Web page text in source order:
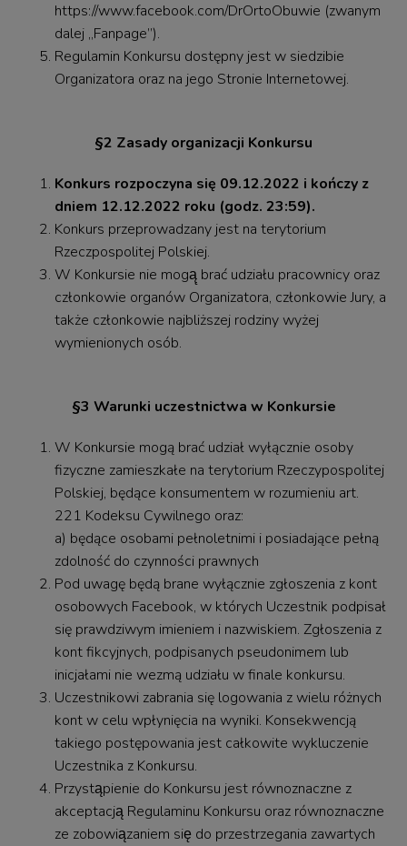
https://www.facebook.com/DrOrtoObuwie (zwanym
dalej „Fanpage”).
Regulamin Konkursu dostępny jest w siedzibie
Organizatora oraz na jego Stronie Internetowej.
§2 Zasady organizacji Konkursu
Konkurs rozpoczyna się 09.12.2022 i kończy z
dniem 12.12.2022 roku (godz. 23:59).
Konkurs przeprowadzany jest na terytorium
Rzeczpospolitej Polskiej.
W Konkursie nie mogą̨ brać udziału pracownicy oraz
członkowie organów Organizatora, członkowie Jury, a
także członkowie najbliższej rodziny wyżej
wymienionych osób.
§3 Warunki uczestnictwa w Konkursie
W Konkursie mogą brać udział wyłącznie osoby
fizyczne zamieszkałe na terytorium Rzeczypospolitej
Polskiej, będące konsumentem w rozumieniu art.
221 Kodeksu Cywilnego oraz:
a) będące osobami pełnoletnimi i posiadające pełną
zdolność do czynności prawnych
Pod uwagę będą brane wyłącznie zgłoszenia z kont
osobowych Facebook, w których Uczestnik podpisał
się prawdziwym imieniem i nazwiskiem. Zgłoszenia z
kont fikcyjnych, podpisanych pseudonimem lub
inicjałami nie wezmą udziału w finale konkursu.
Uczestnikowi zabrania się logowania z wielu różnych
kont w celu wpłynięcia na wyniki. Konsekwencją
takiego postępowania jest całkowite wykluczenie
Uczestnika z Konkursu.
Przystąpienie do Konkursu jest równoznaczne z
akceptacją Regulaminu Konkursu oraz równoznaczne
ze zobowiązaniem się do przestrzegania zawartych